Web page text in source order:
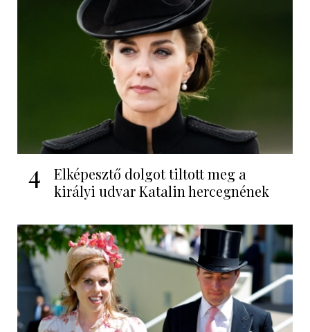
4
Elképesztő dolgot tiltott meg a
királyi udvar Katalin hercegnének